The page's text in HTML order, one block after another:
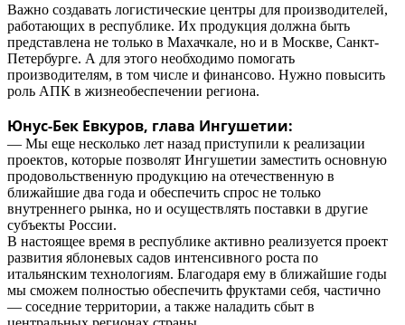
Важно создавать логистические центры для производителей,
работающих в республике. Их продукция должна быть
представлена не только в Махачкале, но и в Москве, Санкт-
Петербурге. А для этого необходимо помогать
производителям, в том числе и финансово. Нужно повысить
роль АПК в жизнеобеспечении региона.
Юнус-Бек Евкуров, глава Ингушетии:
— Мы еще несколько лет назад приступили к реализации
проектов, которые позволят Ингушетии заместить основную
продовольственную продукцию на отечественную в
ближайшие два года и обеспечить спрос не только
внутреннего рынка, но и осуществлять поставки в другие
субъекты России.
В настоящее время в республике активно реализуется проект
развития яблоневых садов интенсивного роста по
итальянским технологиям. Благодаря ему в ближайшие годы
мы сможем полностью обеспечить фруктами себя, частично
— соседние территории, а также наладить сбыт в